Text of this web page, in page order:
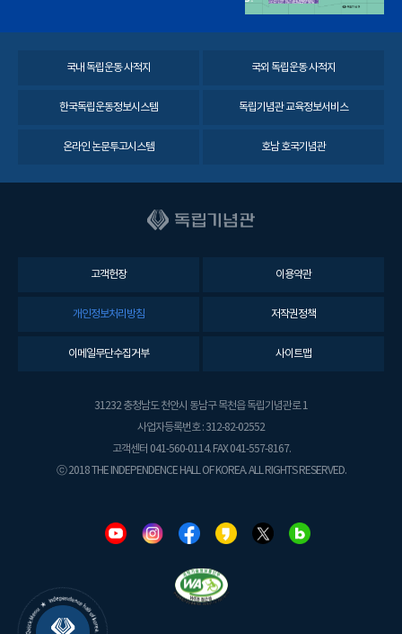
국내 독립운동 사적지 국외 독립운동 사적지
한국독립운동정보시스템 독립기념관 교육정보서비스
온라인 논문투고시스템 호남 호국기념관
고객헌장 이용약관
개인정보처리방침 저작권정책
이메일무단수집거부 사이트맵
31232 충청남도 천안시 동남구 목천읍 독립기념관로 1
사업자등록번호 : 312-82-02552
고객센터 041-560-0114. FAX 041-557-8167.
ⓒ 2018 THE INDEPENDENCE HALL OF KOREA. ALL RIGHTS RESERVED.